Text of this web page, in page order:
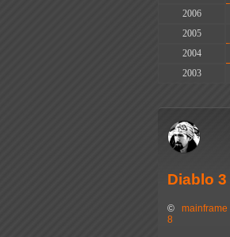
2006
2005
2004
2003
Diablo 3
© mainframe
8